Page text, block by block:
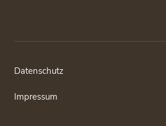
Datenschutz
Impressum